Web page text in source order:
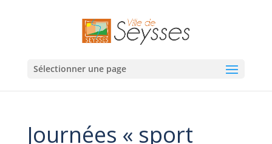
Sélectionner une page
Journées « sport